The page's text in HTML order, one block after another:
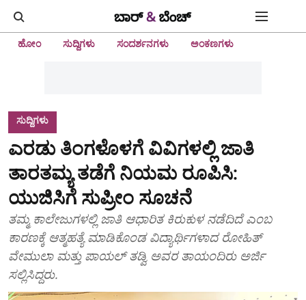
ಹೋಂ ಸುದ್ದಿಗಳು ಸಂದರ್ಶನಗಳು ಅಂಕಣಗಳು
ಸುದ್ದಿಗಳು
ಎರಡು ತಿಂಗಳೊಳಗೆ ವಿವಿಗಳಲ್ಲಿ ಜಾತಿ
ತಾರತಮ್ಯ ತಡೆಗೆ ನಿಯಮ ರೂಪಿಸಿ:
ಯುಜಿಸಿಗೆ ಸುಪ್ರೀಂ ಸೂಚನೆ
ತಮ್ಮ ಕಾಲೇಜುಗಳಲ್ಲಿ ಜಾತಿ ಆಧಾರಿತ ಕಿರುಕುಳ ನಡೆದಿದೆ ಎಂಬ
ಕಾರಣಕ್ಕೆ ಆತ್ಮಹತ್ಯೆ ಮಾಡಿಕೊಂಡ ವಿದ್ಯಾರ್ಥಿಗಳಾದ ರೋಹಿತ್
ವೇಮುಲಾ ಮತ್ತು ಪಾಯಲ್ ತಡ್ವಿ ಅವರ ತಾಯಂದಿರು ಅರ್ಜಿ
ಸಲ್ಲಿಸಿದ್ದರು.